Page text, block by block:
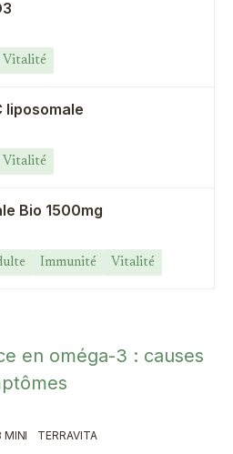
Vitalité
liposomale
Vitalité
Bio 1500mg
Immunité Vitalité
en oméga-3 : causes
MIN TERRAVITA